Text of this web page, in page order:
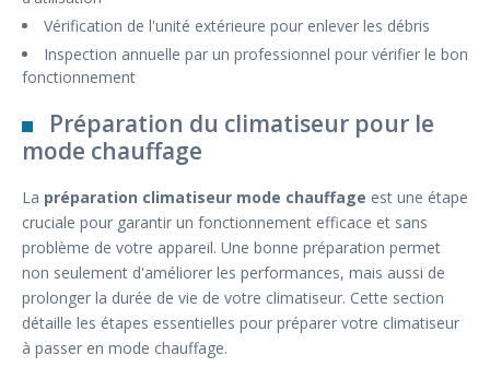
Vérification de l'unité extérieure pour enlever les débris
Inspection annuelle par un professionnel pour vérifier le bon
fonctionnement
Préparation du climatiseur pour le
mode chauffage
La préparation climatiseur mode chauffage est une étape
cruciale pour garantir un fonctionnement efficace et sans
problème de votre appareil. Une bonne préparation permet
non seulement d'améliorer les performances, mais aussi de
prolonger la durée de vie de votre climatiseur. Cette section
détaille les étapes essentielles pour préparer votre climatiseur
à passer en mode chauffage.